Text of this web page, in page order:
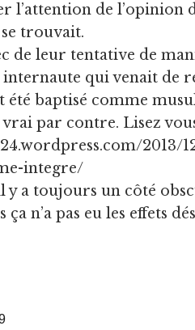
l’attention de l’opinion
trouvait.
de leur tentative de
internaute qui venait de
été baptisé comme
vrai par contre. Lisez
2013/
integre/
y a toujours un côté
n’a pas eu les effets